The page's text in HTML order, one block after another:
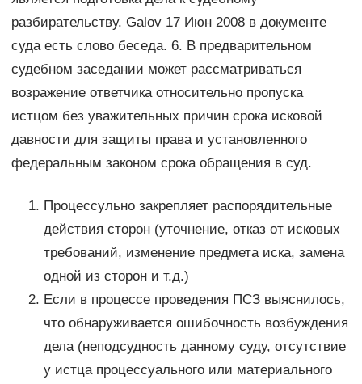
разбирательству. Galov 17 Июн 2008 в документе
суда есть слово беседа. 6. В предварительном
судебном заседании может рассматриваться
возражение ответчика относительно пропуска
истцом без уважительных причин срока исковой
давности для защиты права и установленного
федеральным законом срока обращения в суд.
Процессульно закрепляет распорядительные
действия сторон (уточнение, отказ от исковых
требований, изменение предмета иска, замена
одной из сторон и т.д.)
Если в процессе проведения ПСЗ выяснилось,
что обнаруживается ошибочность возбуждения
дела (неподсудность данному суду, отсутствие
у истца процессуального или материального